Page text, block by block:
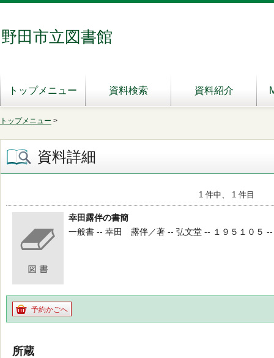
野田市立図書館
トップメニュー 資料検索 資料紹介
トップメニュー >
資料詳細
1 件中、 1 件目
幸田露伴の書簡
一般書 -- 幸田 露伴／著 -- 弘文堂 -- １９５１０５
予約かごへ
所蔵